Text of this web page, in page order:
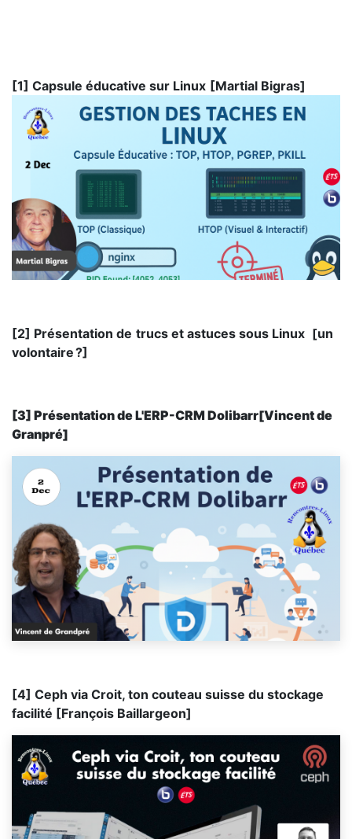
[1] Capsule éducative sur Linux [Martial Bigras]
[2] Présentation de trucs et astuces sous Linux [un
volontaire ?]
[3] Présentation de L'ERP-CRM Dolibarr[Vincent de
Granpré]
[4] Ceph via Croit, ton couteau suisse du stockage
facilité [François Baillargeon]